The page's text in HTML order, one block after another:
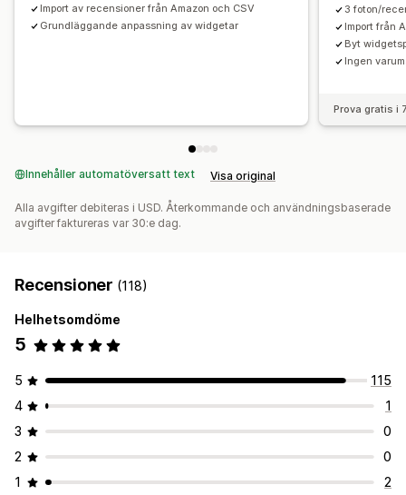
Import av recensioner från Amazon och CSV
Grundläggande anpassning av widgetar
3 foton/
Import från
Byt
Ingen
Prova gratis i
Innehåller automatöversatt text Visa original
Alla avgifter debiteras i USD. Återkommande och användningsbaserade
avgifter faktureras var 30:e dag.
Recensioner (118)
Helhetsomdöme
5
5
115
4
1
3
0
2
0
1
2